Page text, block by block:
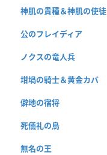
神肌の貴種＆神肌の使徒
公のフレイディア
ノクスの竜人兵
坩堝の騎士＆黄金カバ
僻地の宿将
死儀礼の鳥
無名の王